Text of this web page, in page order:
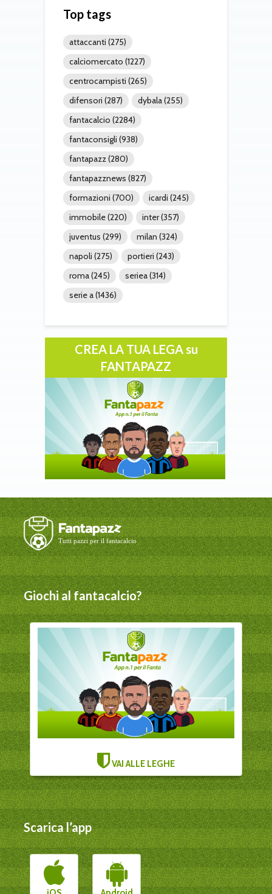
Top tags
attaccanti (275)
calciomercato (1227)
centrocampisti (265)
difensori (287) dybala(255)
fantacalcio (2284)
fantaconsigli (938)
fantapazz(280)
fantapazznews (827)
formazioni (700) icardi (245)
immobile(220) inter(357)
juventus (299) milan (324)
napoli (275) portieri (243)
roma(245) seriea(314)
serie a(1436)
CREA LA TUA LEGA su
FANTAPAZZ
Giochi al fantacalcio?
VAI ALLE LEGHE
Scarica l’app